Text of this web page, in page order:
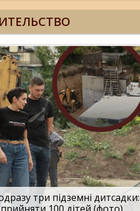
три підземні дитсадки: